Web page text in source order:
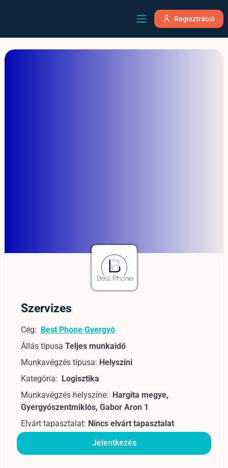
Regisztráció
Szervizes
Cég:
Best Phone Gyergyó
Állás típusa Teljes munkaidő
Munkavégzés típusa: Helyszíni
Kategória:
Logisztika
Munkavégzés helyszíne:
Hargita megye,
Gyergyószentmiklós, Gabor Aron 1
Elvárt tapasztalat: Nincs elvárt tapasztalat
Jelentkezés